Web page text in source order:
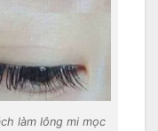
làm lông mi mọc